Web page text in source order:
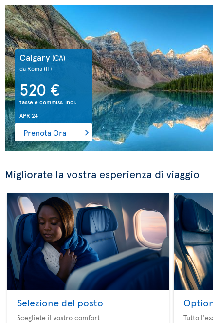
Calgary (CA)
da Roma(IT)
520 €
tasse e commiss. incl.
APR 24
Prenota Ora
Migliorate la vostra esperienza di viaggio
Selezione del posto
Scegliete il vostro comfort
Option
Tutto